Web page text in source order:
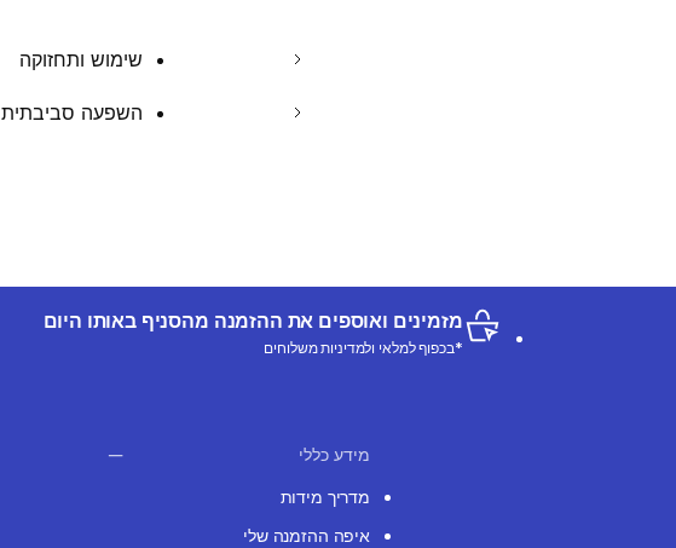
שימוש ותחזוקה
השפעה סביבתית
מזמינים ואוספים את ההזמנה מהסניף באותו היום
*בכפוף למלאי ולמדיניות משלוחים
מידע כללי
מדריך מידות
איפה ההזמנה שלי